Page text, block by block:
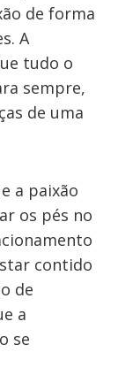
de forma
A
tudo o
sempre,
de uma
a paixão
os pés no
contido
de
a
se